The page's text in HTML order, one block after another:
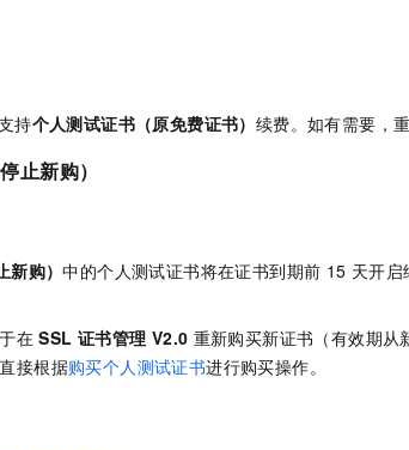
持个人测试证书（原免费证书） 续费。如有需要，
停止新购）
新购）中的个人测试证书将在证书到期前 15 天开
在 SSL 证书管理 V2.0 重新购买新证书（有效期从
接根据购买个人测试证书进行购买操作。